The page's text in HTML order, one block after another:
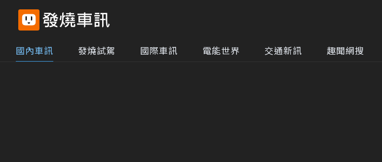
國內車訊 發燒試駕 國際車訊 電能世界 交通新訊 趣聞網搜